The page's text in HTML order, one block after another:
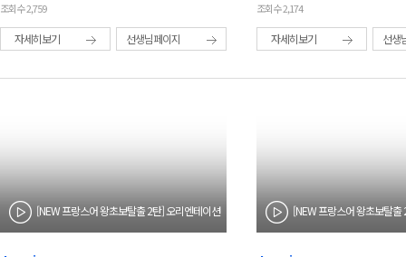
조회수 2,759
자세히보기 선생님페이지
조회수 2,174
자세히보기 선생
[NEW 프랑스어 왕초보탈출 2탄] 오리엔테이션